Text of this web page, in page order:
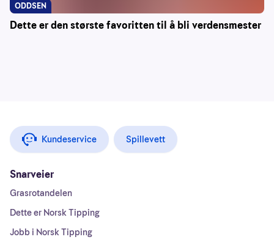
Dette er den største favoritten til å bli verdensmester
ODDSEN
Kundeservice Spillevett
Snarveier
Grasrotandelen
Dette er Norsk Tipping
Jobb i Norsk Tipping